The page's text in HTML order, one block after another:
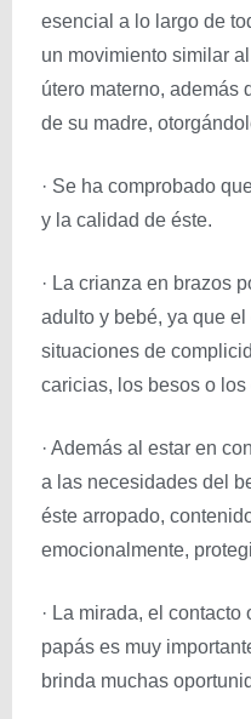
esencial a lo largo de
un movimiento similar
útero materno, además
de su madre,
· Se ha comprobado
y la calidad de éste.
· La crianza en brazos
adulto y bebé, ya que
situaciones de
caricias, los besos o
· Además al estar en
a las necesidades del
éste arropado,
emocionalmente,
· La mirada, el
papás es muy
brinda muchas